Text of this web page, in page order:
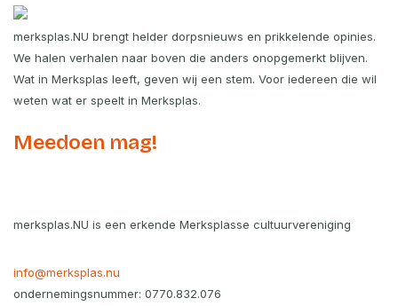
merksplas.NU brengt helder dorpsnieuws en prikkelende opinies.
We halen verhalen naar boven die anders onopgemerkt blijven.
Wat in Merksplas leeft, geven wij een stem. Voor iedereen die wil
weten wat er speelt in Merksplas.
Meedoen mag!
merksplas.NU is een erkende Merksplasse cultuurvereniging
info@merksplas.nu
ondernemingsnummer: 0770.832.076